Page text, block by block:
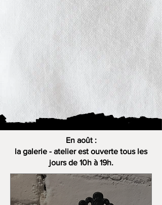
En août :
la galerie - atelier est ouverte tous les
jours de 10h à 19h.